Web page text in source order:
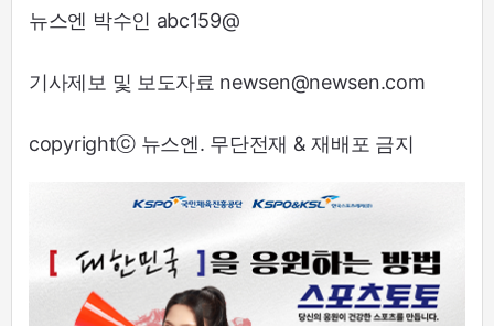
뉴스엔 박수인 abc159@
기사제보 및 보도자료 newsen@newsen.com
copyrightⓒ 뉴스엔. 무단전재 & 재배포 금지